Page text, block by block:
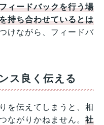
ィードバックを行う場
持ち合わせているとは
けながら、フィードバ
ス良く伝える
を伝えてしまうと、相
ながりかねません。社